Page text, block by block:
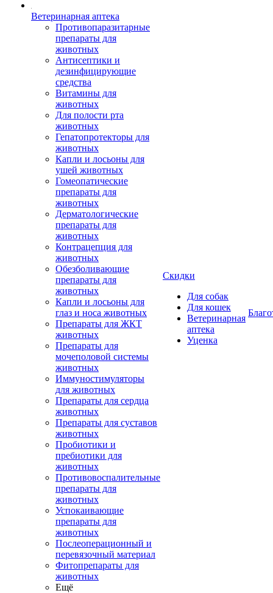
Ветеринарная аптека
Противопаразитарные
препараты для
животных
Антисептики и
дезинфицирующие
средства
Витамины для
животных
Для полости рта
животных
Гепатопротекторы для
животных
Капли и лосьоны для
ушей животных
Гомеопатические
препараты для
животных
Дерматологические
препараты для
животных
Контрацепция для
животных
Обезболивающие
препараты для
животных
Капли и лосьоны для
глаз и носа животных
Препараты для ЖКТ
животных
Препараты для
мочеполовой системы
животных
Иммуностимуляторы
для животных
Препараты для сердца
животных
Препараты для суставов
животных
Пробиотики и
пребиотики для
животных
Противовоспалительные
препараты для
животных
Успокаивающие
препараты для
животных
Послеоперационный и
перевязочный материал
Фитопрепараты для
животных
Ещё
Скидки
Для собак
Для кошек
Ветеринарная
аптека
Уценка